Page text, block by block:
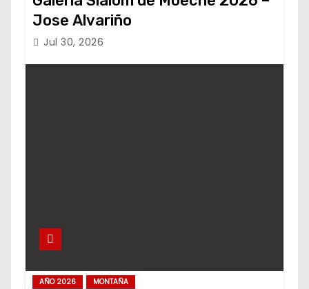
Jose Alvariño
Jul 30, 2026
AÑO 2026 MONTAÑA